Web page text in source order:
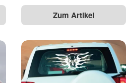
Zum Artikel